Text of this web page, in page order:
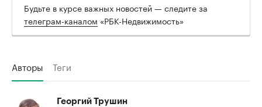
Будьте в курсе важных новостей — следите за
телеграм-каналом «РБК-Недвижимость»
Авторы Теги
Георгий Трушин